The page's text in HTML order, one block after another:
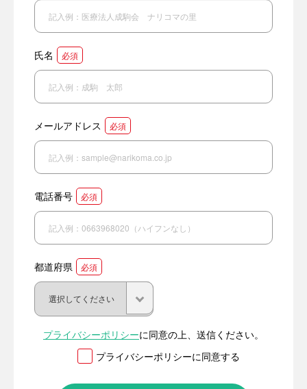
氏名 必須
メールアドレス 必須
電話番号 必須
都道府県 必須
プライバシーポリシーに同意の上、送信ください。
プライバシーポリシーに同意する